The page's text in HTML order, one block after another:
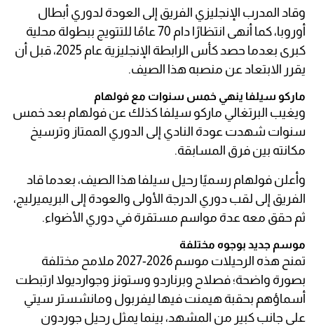
وقاد المدرب الإنجليزي الفريق إلى العودة لدوري أبطال
أوروبا، كما أنهى انتظارًا دام 70 عامًا للتتويج ببطولة محلية
كبرى بعدما حصد كأس الرابطة الإنجليزية عام 2025، قبل أن
يقرر الابتعاد عن منصبه هذا الصيف.
ماركو سيلفا ينهي خمس سنوات مع فولهام
ويغيب البرتغالي ماركو سيلفا كذلك عن فولهام بعد خمس
سنوات شهدت عودة النادي إلى الدوري الممتاز وترسيخ
مكانته بين فرق المسابقة.
وأعلن فولهام رسميًا رحيل سيلفا هذا الصيف، بعدما قاد
الفريق إلى لقب دوري الدرجة الأولى والعودة إلى البريميرليج،
ثم حقق معه عدة مواسم مستقرة في دوري الأضواء.
موسم جديد بوجوه مختلفة
تمنح هذه الرحيلات موسم 2026-2027 ملامح مختلفة
بصورة واضحة؛ فصلاح وبرناردو وستونز وجوارديولا ارتبطت
أسماؤهم بحقبة هيمنت فيها ليفربول ومانشستر سيتي
على جانب كبير من المشهد، بينما يمثل رحيل جوردون